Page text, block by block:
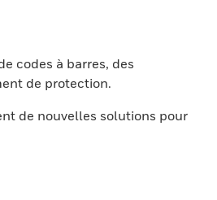
codes à barres, des
de protection.
de nouvelles solutions pour